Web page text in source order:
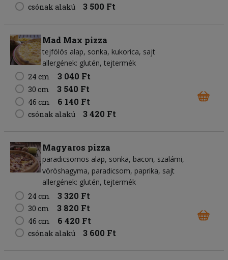
csónak alakú 3 500 Ft
Mad Max pizza
tejfölös alap sonka kukorica sajt
allergének: glutén, tejtermék
24 cm
3 040 Ft
30 cm 3 540 Ft
46 cm 6 140 Ft
csónak alakú 3 420 Ft
Magyaros pizza
paradicsomos alap sonka bacon szalámi
vöröshagyma paradicsom paprika sajt
allergének: glutén, tejtermék
24 cm
3 320 Ft
30 cm 3 820 Ft
46 cm 6 420 Ft
csónak alakú 3 600 Ft